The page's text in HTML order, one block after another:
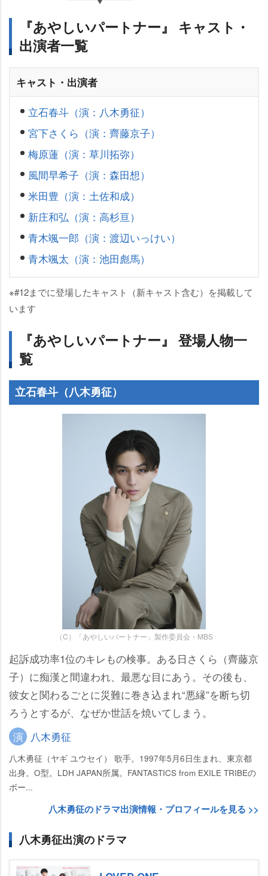
『あやしいパートナー』 キャスト・
出演者一覧
キャスト・出演者
立石春斗（演：八木勇征）
宮下さくら（演：齊藤京子）
梅原蓮（演：草川拓弥）
風間早希子（演：森田想）
米田豊（演：土佐和成）
新庄和弘（演：高杉亘）
青木颯一郎（演：渡辺いっけい）
青木颯太（演：池田彪馬）
※#12までに登場したキャスト（新キャスト含む）を掲載して
います
『あやしいパートナー』 登場人物一
覧
立石春斗（八木勇征）
（C）「あやしいパートナー」製作委員会・MBS
起訴成功率1位のキレもの検事。ある日さくら（齊藤京
子）に痴漢と間違われ、最悪な目にあう。その後も、
彼女と関わるごとに災難に巻き込まれ“悪縁”を断ち切
ろうとするが、なぜか世話を焼いてしまう。
演 八木勇征
八木勇征（ヤギ ユウセイ） 歌手。1997年5月6日生まれ、東京都
出身。O型。LDH JAPAN所属。FANTASTICS from EXILE TRIBEの
ボー...
八木勇征のドラマ出演情報・プロフィールを見る >>
八木勇征出演のドラマ